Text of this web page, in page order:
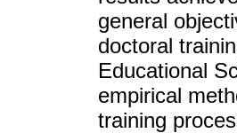
general
doctoral
Educational
empirical
training